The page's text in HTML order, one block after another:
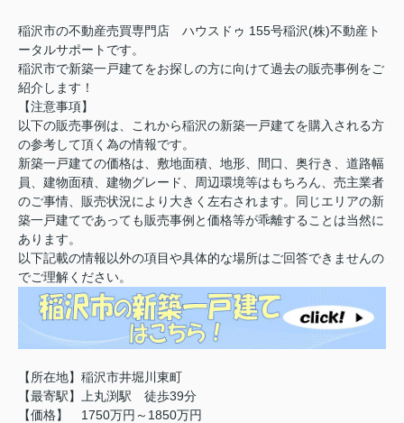
稲沢市の不動産売買専門店 ハウスドゥ 155号稲沢(株)不動産ト
ータルサポートです。
稲沢市で新築一戸建てをお探しの方に向けて過去の販売事例をご
紹介します！
【注意事項】
以下の販売事例は、これから稲沢の新築一戸建てを購入される方
の参考して頂く為の情報です。
新築一戸建ての価格は、敷地面積、地形、間口、奥行き、道路幅
員、建物面積、建物グレード、周辺環境等はもちろん、売主業者
のご事情、販売状況により大きく左右されます。同じエリアの新
築一戸建てであっても販売事例と価格等が乖離することは当然に
あります。
以下記載の情報以外の項目や具体的な場所はご回答できませんの
でご理解ください。
【所在地】稲沢市井堀川東町
【最寄駅】上丸渕駅 徒歩39分
【価格】 1750万円～1850万円